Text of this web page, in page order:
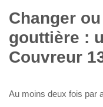
Changer
gouttière :
Couvreur
Au moins deux fois par